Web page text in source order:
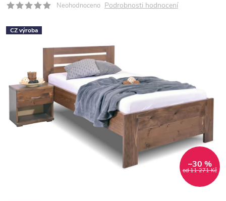
Neohodnoceno Podrobnosti hodnocení
CZ výroba
od 11 271 Kč
–30 %